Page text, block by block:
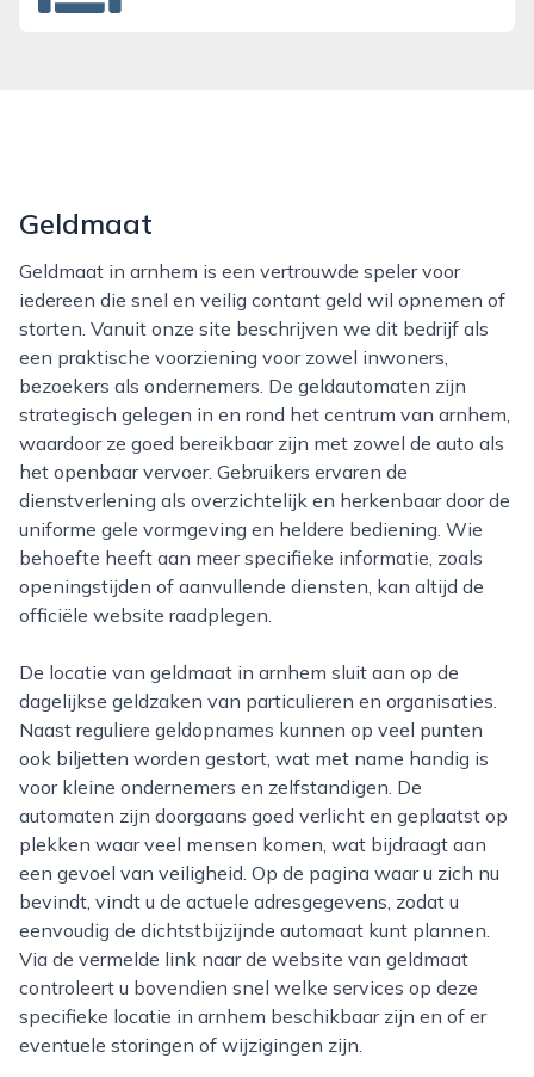
Geldmaat
Geldmaat in arnhem is een vertrouwde speler voor
iedereen die snel en veilig contant geld wil opnemen of
storten. Vanuit onze site beschrijven we dit bedrijf als
een praktische voorziening voor zowel inwoners,
bezoekers als ondernemers. De geldautomaten zijn
strategisch gelegen in en rond het centrum van arnhem,
waardoor ze goed bereikbaar zijn met zowel de auto als
het openbaar vervoer. Gebruikers ervaren de
dienstverlening als overzichtelijk en herkenbaar door de
uniforme gele vormgeving en heldere bediening. Wie
behoefte heeft aan meer specifieke informatie, zoals
openingstijden of aanvullende diensten, kan altijd de
officiële website raadplegen.
De locatie van geldmaat in arnhem sluit aan op de
dagelijkse geldzaken van particulieren en organisaties.
Naast reguliere geldopnames kunnen op veel punten
ook biljetten worden gestort, wat met name handig is
voor kleine ondernemers en zelfstandigen. De
automaten zijn doorgaans goed verlicht en geplaatst op
plekken waar veel mensen komen, wat bijdraagt aan
een gevoel van veiligheid. Op de pagina waar u zich nu
bevindt, vindt u de actuele adresgegevens, zodat u
eenvoudig de dichtstbijzijnde automaat kunt plannen.
Via de vermelde link naar de website van geldmaat
controleert u bovendien snel welke services op deze
specifieke locatie in arnhem beschikbaar zijn en of er
eventuele storingen of wijzigingen zijn.